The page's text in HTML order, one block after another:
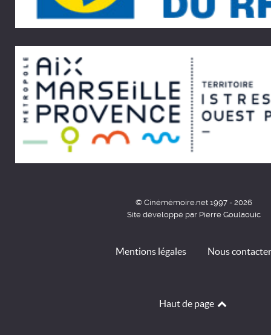
© Cinémémoire.net 1997 - 2026
Site développé par Pierre Goulaouic
Mentions légales Nous contacter
Haut de page